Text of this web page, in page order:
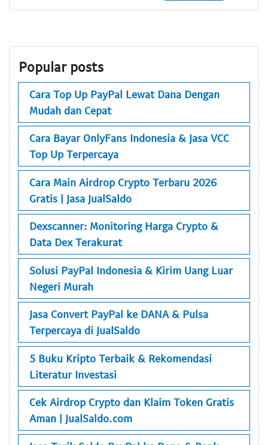
Popular posts
Cara Top Up PayPal Lewat Dana Dengan
Mudah dan Cepat
Cara Bayar OnlyFans Indonesia & Jasa VCC
Top Up Terpercaya
Cara Main Airdrop Crypto Terbaru 2026
Gratis | Jasa JualSaldo
Dexscanner: Monitoring Harga Crypto &
Data Dex Terakurat
Solusi PayPal Indonesia & Kirim Uang Luar
Negeri Murah
Jasa Convert PayPal ke DANA & Pulsa
Terpercaya di JualSaldo
5 Buku Kripto Terbaik & Rekomendasi
Literatur Investasi
Cek Airdrop Crypto dan Klaim Token Gratis
Aman | JualSaldo.com